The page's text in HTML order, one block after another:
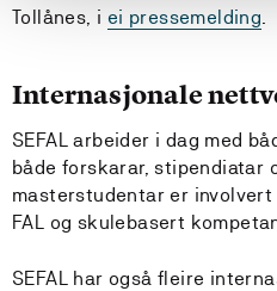
Tollånes, i ei pressemelding
Internasjonale
SEFAL arbeider i dag med
både forskarar, stipendiatar
masterstudentar er
FAL og skulebasert
SEFAL har også fleire